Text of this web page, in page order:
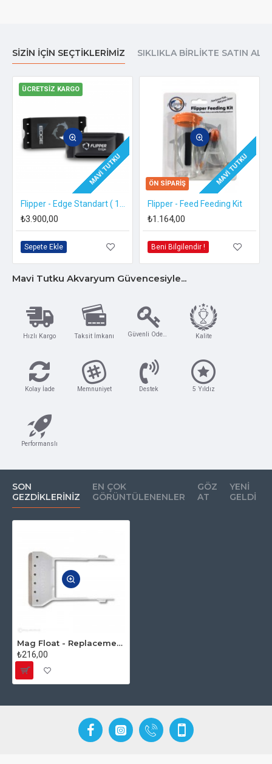
SIZIN İÇIN SEÇTIKLERIMIZ SIKLIKLA BIRLIKTE SATIN
MAVI TUTKU
ÜCRETSIZ KARGO
Flipper - Edge Standart ( 12 mm Cam Kalınlığına Kadar )
₺3.900,00
Sepete Ekle
MAVI TUTKU
ÖN SIPARIŞ
Flipper - Feed Feeding Kit
₺1.164,00
Beni Bilgilendir !
Mavi Tutku Akvaryum Güvencesiyle...
Hızlı Kargo Taksit İmkanı Güvenli Ödeme Kalite
Kolay İade Memnuniyet Destek 5 Yıldız
Performanslı
SON
GEZDIKLERINIZ
EN ÇOK
GÖRÜNTÜLENENLER
GÖZ
AT
YENI
GELDI
Mag Float - Replacement Scraper/Kazıyıcı ( 2'li Paket ) ( Small ve Medium İçin )
₺216,00